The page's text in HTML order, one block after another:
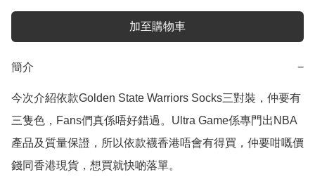
加至購物車
簡介 −
今次介紹依款Golden State Warriors Socks三對裝，仲要有
三隻色，Fans們真係唔好錯過。Ultra Game係專門出NBA
產品及質量保證，所以依款襪香港唔會有得買，仲要咁嘅價
錢同香港現貨，想買就快啲落單。